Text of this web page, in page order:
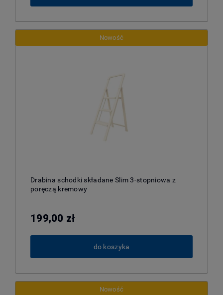
Drabina schodki składane Slim 3-stopniowa z
poręczą kremowy
199,00 zł
do koszyka
Nowość
Nowość